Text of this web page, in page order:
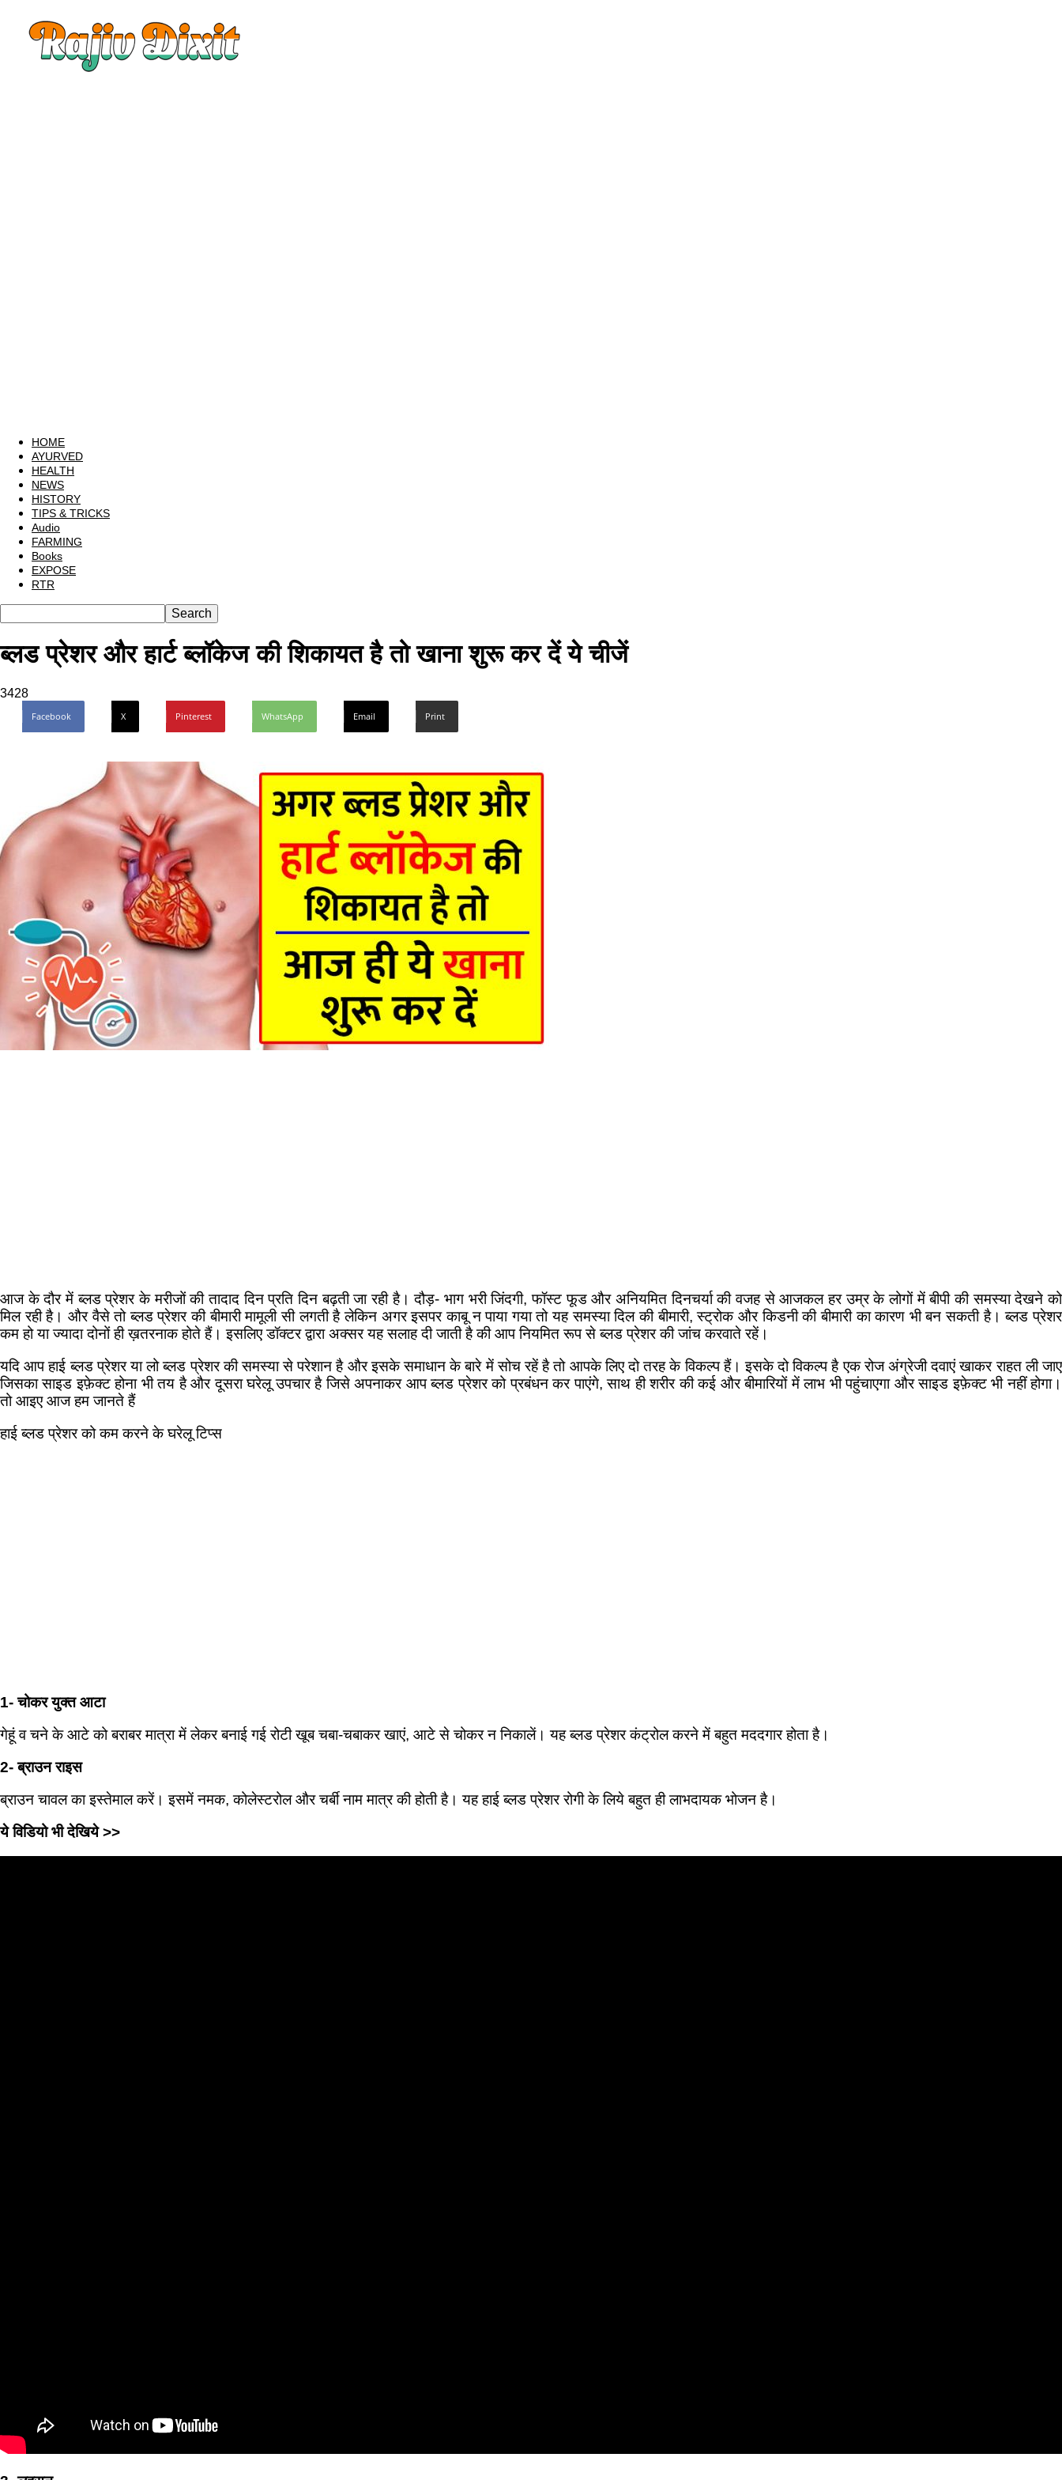
Dixit
Rajiv
HOME
AYURVED
HEALTH
NEWS
HISTORY
TIPS & TRICKS
Audio
FARMING
Books
EXPOSE
RTR
ब्लड प्रेशर और हार्ट ब्लॉकेज की शिकायत है तो खाना शुरू कर दें ये चीजें
3428
Facebook X Pinterest WhatsApp Email Print
आज के दौर में ब्लड प्रेशर के मरीजों की तादाद दिन प्रति दिन बढ़ती जा रही है। दौड़- भाग भरी जिंदगी, फॉस्ट फूड और अनियमित दिनचर्या की वजह से आजकल हर उम्र के लोगों में बीपी की समस्या देखने को
मिल रही है। और वैसे तो ब्लड प्रेशर की बीमारी मामूली सी लगती है लेकिन अगर इसपर काबू न पाया गया तो यह समस्या दिल की बीमारी, स्ट्रोक और किडनी की बीमारी का कारण भी बन सकती है। ब्लड प्रेशर
कम हो या ज्यादा दोनों ही ख़तरनाक होते हैं। इसलिए डॉक्टर द्वारा अक्सर यह सलाह दी जाती है की आप नियमित रूप से ब्लड प्रेशर की जांच करवाते रहें।
यदि आप हाई ब्लड प्रेशर या लो ब्लड प्रेशर की समस्या से परेशान है और इसके समाधान के बारे में सोच रहें है तो आपके लिए दो तरह के विकल्प हैं। इसके दो विकल्प है एक रोज अंग्रेजी दवाएं खाकर राहत ली जाए
जिसका साइड इफ़ेक्ट होना भी तय है और दूसरा घरेलू उपचार है जिसे अपनाकर आप ब्लड प्रेशर को प्रबंधन कर पाएंगे, साथ ही शरीर की कई और बीमारियों में लाभ भी पहुंचाएगा और साइड इफ़ेक्ट भी नहीं होगा।
तो आइए आज हम जानते हैं
हाई ब्लड प्रेशर को कम करने के घरेलू टिप्स
1- चोकर युक्त आटा
गेहूं व चने के आटे को बराबर मात्रा में लेकर बनाई गई रोटी खूब चबा-चबाकर खाएं, आटे से चोकर न निकालें। यह ब्लड प्रेशर कंट्रोल करने में बहुत मददगार होता है।
2- ब्राउन राइस
ब्राउन चावल का इस्तेमाल करें। इसमें नमक, कोलेस्टरोल और चर्बी नाम मात्र की होती है। यह हाई ब्लड प्रेशर रोगी के लिये बहुत ही लाभदायक भोजन है।
ये विडियो भी देखिये >>